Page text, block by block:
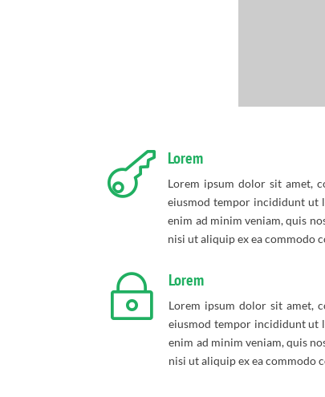
 Lorem
Lorem ipsum dolor sit amet,
eiusmod tempor incididunt ut
enim ad minim veniam, quis
nisi ut aliquip ex ea commodo
~ Lorem
Lorem ipsum dolor sit amet,
eiusmod tempor incididunt ut
enim ad minim veniam, quis
nisi ut aliquip ex ea commodo